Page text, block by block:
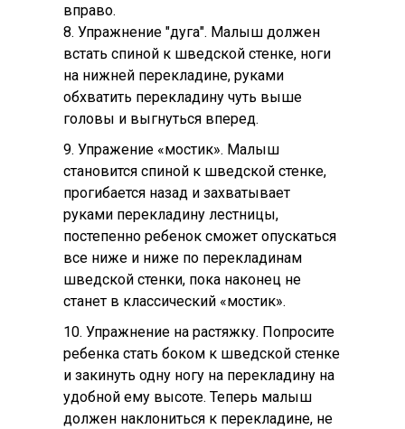
вправо.
8. Упражнение "дуга". Малыш должен
встать спиной к шведской стенке, ноги
на нижней перекладине, руками
обхватить перекладину чуть выше
головы и выгнуться вперед.
9. Упражение «мостик». Малыш
становится спиной к шведской стенке,
прогибается назад и захватывает
руками перекладину лестницы,
постепенно ребенок сможет опускаться
все ниже и ниже по перекладинам
шведской стенки, пока наконец не
станет в классический «мостик».
10. Упражнение на растяжку. Попросите
ребенка стать боком к шведской стенке
и закинуть одну ногу на перекладину на
удобной ему высоте. Теперь малыш
должен наклониться к перекладине, не